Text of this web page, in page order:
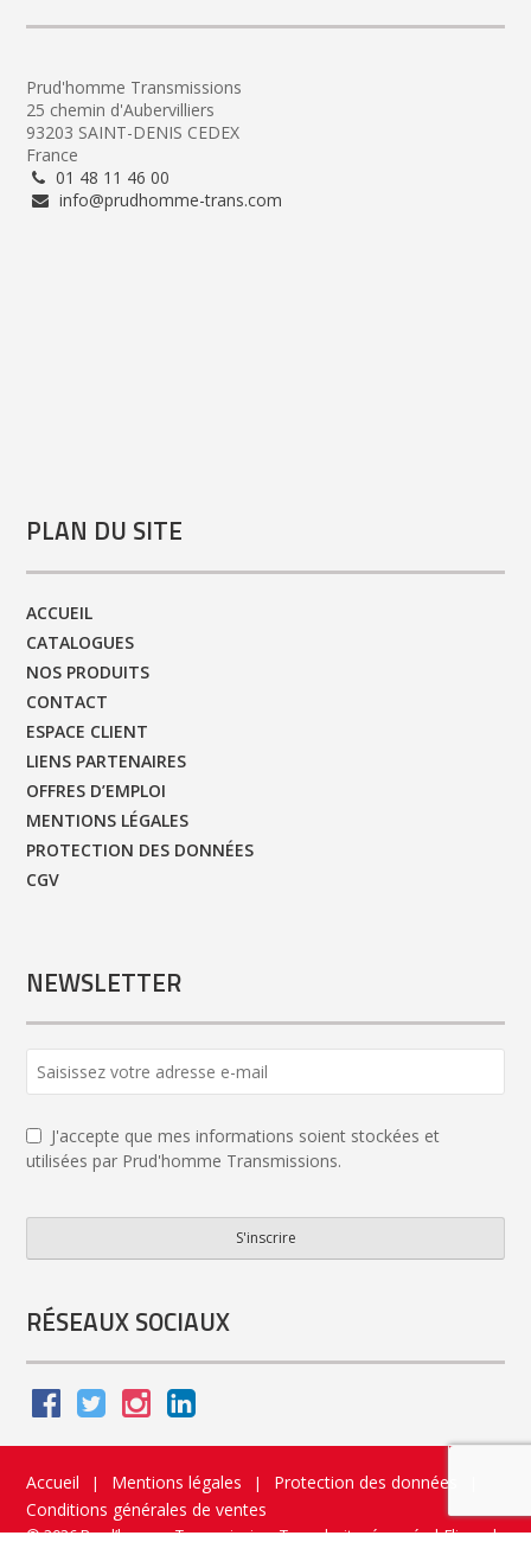
Prud'homme Transmissions
25 chemin d'Aubervilliers
93203 SAINT-DENIS CEDEX
France
01 48 11 46 00
info@prudhomme-trans.com
PLAN DU SITE
ACCUEIL
CATALOGUES
NOS PRODUITS
CONTACT
ESPACE CLIENT
LIENS PARTENAIRES
OFFRES D’EMPLOI
MENTIONS LÉGALES
PROTECTION DES DONNÉES
CGV
NEWSLETTER
Email *
J'accepte que mes informations soient stockées et
utilisées par Prud'homme Transmissions.
S'inscrire
RÉSEAUX SOCIAUX
Accueil | Mentions légales | Protection des données
Conditions générales de ventes
© 2026 Prud’homme Transmission. Tous droits réservés|Flippad